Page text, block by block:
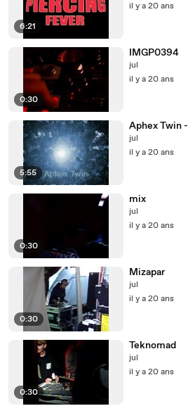
6:21
il y a 20 ans
0:30
IMGP0394
jul
il y a 20 ans
5:55
Aphex Twin -
jul
il y a 20 ans
0:30
mix
jul
il y a 20 ans
0:30
Mizapar
jul
il y a 20 ans
0:30
Teknomad
jul
il y a 20 ans